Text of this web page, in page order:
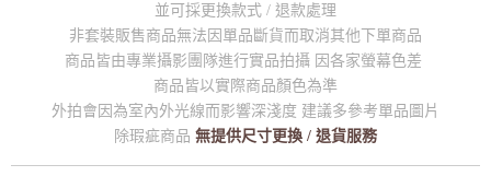
並可採更換款式 / 退款處理
非套裝販售商品無法因單品斷貨而取消其他下單商品
商品皆由專業攝影團隊進行實品拍攝 因各家螢幕色差
商品皆以實際商品顏色為準
外拍會因為室內外光線而影響深淺度 建議多參考單品圖片
除瑕疵商品 無提供尺寸更換 / 退貨服務